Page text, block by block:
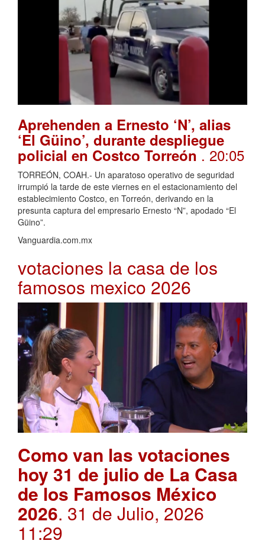
Aprehenden a Ernesto ‘N’, alias
‘El Güino’, durante despliegue
policial en Costco Torreón. 20:05
TORREÓN, COAH.- Un aparatoso operativo de seguridad
irrumpió la tarde de este viernes en el estacionamiento del
establecimiento Costco, en Torreón, derivando en la
presunta captura del empresario Ernesto “N”, apodado “El
Güino”.
Vanguardia.com.mx
votaciones la casa de los
famosos mexico 2026
Como van las votaciones
hoy 31 de julio de La Casa
de los Famosos México
2026. 31 de Julio, 2026
11:29